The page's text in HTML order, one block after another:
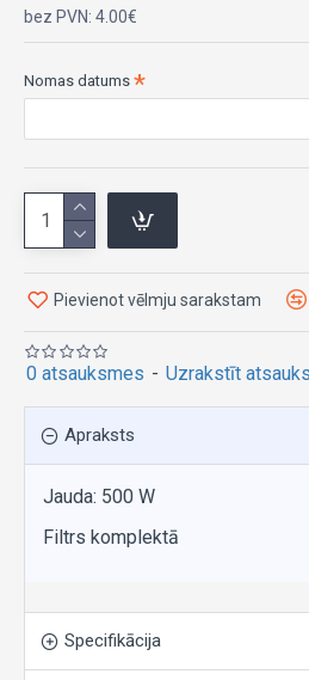
0 atsauksmes - Uzrakstīt
bez PVN: 4.00€
Nomas datums
Pievienot vēlmju sarakstam
Apraksts
Jauda: 500 W
Filtrs komplektā
Specifikācija